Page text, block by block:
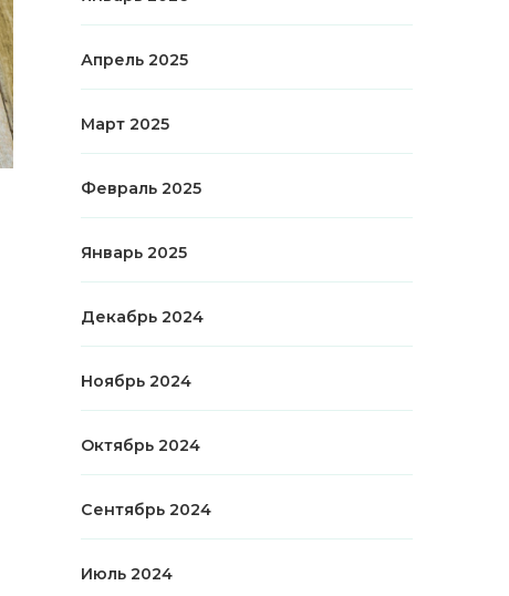
Апрель 2025
Март 2025
Февраль 2025
Январь 2025
Декабрь 2024
Ноябрь 2024
Октябрь 2024
Сентябрь 2024
Июль 2024